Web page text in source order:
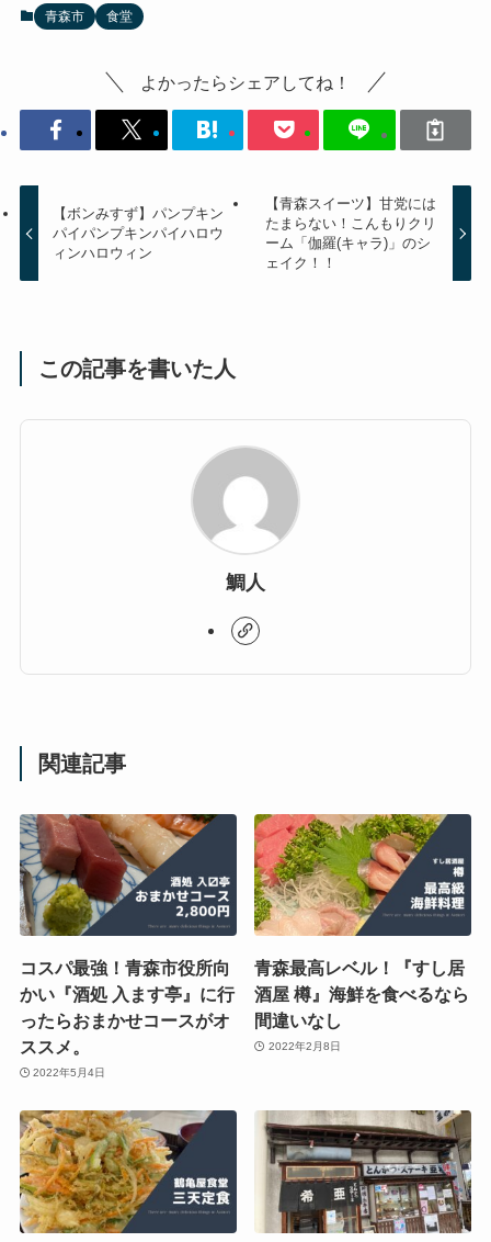
青森市 食堂
よかったらシェアしてね！
【ボンみすず】パンプキン
パイパンプキンパイハロウ
ィンハロウィン
【青森スイーツ】甘党には
たまらない！こんもりクリ
ーム「伽羅(キャラ)」のシ
ェイク！！
この記事を書いた人
鯛人
関連記事
コスパ最強！青森市役所向
かい『酒処 入ます亭』に行
ったらおまかせコースがオ
ススメ。
2022年5月4日
青森最高レベル！『すし居
酒屋 樽』海鮮を食べるなら
間違いなし
2022年2月8日